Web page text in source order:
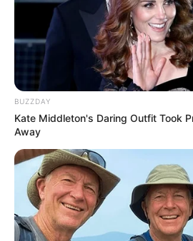
6 ราศี คว้าโชคใหญ่ส่งท้ายปี งวดวันที่
8 ธ.ค. 2020
BUZZDAY
Kate Middleton's Daring Outfit Took
Away